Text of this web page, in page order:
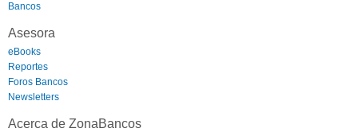
Bancos
Asesora
eBooks
Reportes
Foros Bancos
Newsletters
Acerca de ZonaBancos